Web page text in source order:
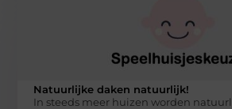
Natuurlijke daken natuurlijk!
In steeds meer huizen worden